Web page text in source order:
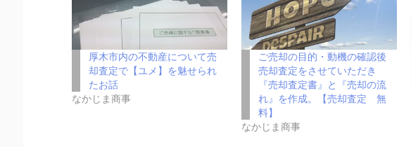
厚木市内の不動産について売
却査定で【ユメ】を魅せられ
たお話
なかじま商事
ご売却の目的・動機の確認後
売却査定をさせていただき
『売却査定書』と『売却の流
れ』を作成。【売却査定 無
料】
なかじま商事